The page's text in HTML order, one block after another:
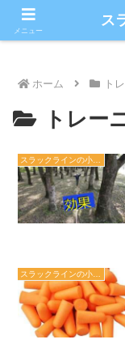
こだわ
ホーム ト
トレー
メニュー
ス